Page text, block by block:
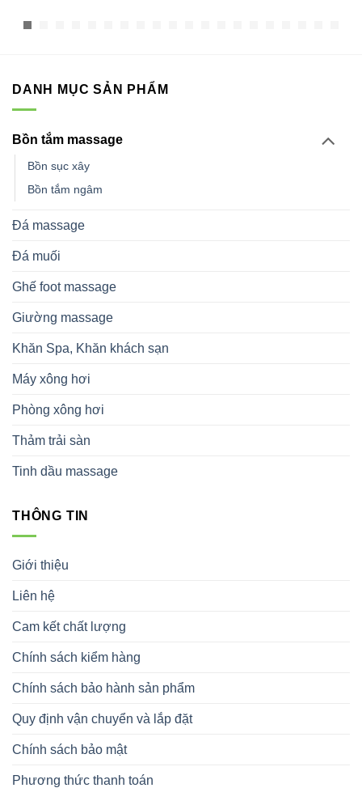
DANH MỤC SẢN PHẨM
Bồn tắm massage
Bồn sục xây
Bồn tắm ngâm
Đá massage
Đá muối
Ghế foot massage
Giường massage
Khăn Spa, Khăn khách sạn
Máy xông hơi
Phòng xông hơi
Thảm trải sàn
Tinh dầu massage
THÔNG TIN
Giới thiệu
Liên hệ
Cam kết chất lượng
Chính sách kiểm hàng
Chính sách bảo hành sản phẩm
Quy định vận chuyển và lắp đặt
Chính sách bảo mật
Phương thức thanh toán